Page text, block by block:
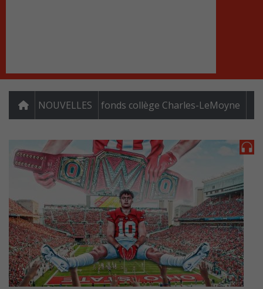
NOUVELLES fonds collège Charles-LeMoyne